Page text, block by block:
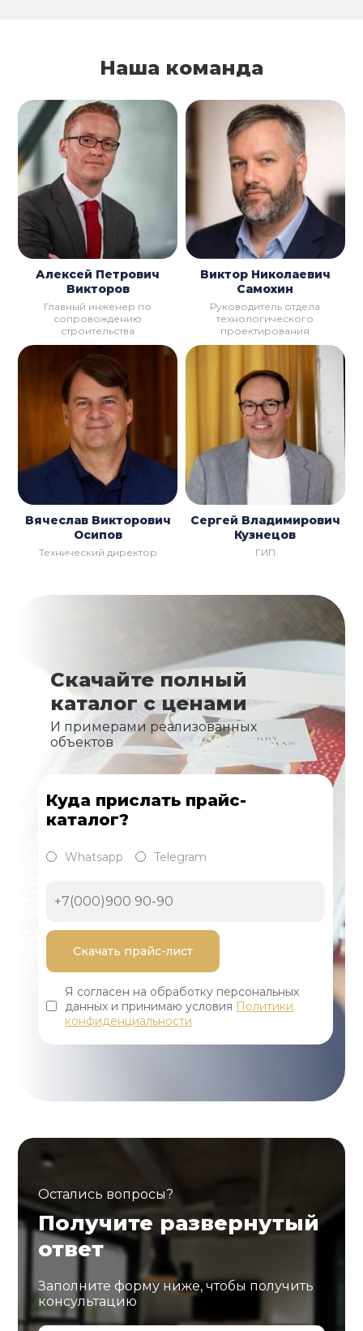
Наша команда
Алексей Петрович
Викторов
Главный инженер по
сопровождению
строительства
Виктор Николаевич
Самохин
Руководитель отдела
технологического
проектирования
Вячеслав Викторович
Осипов
Технический директор
Сергей Владимирович
Кузнецов
ГИП
Скачайте полный
каталог с ценами
И примерами реализованных
объектов
Куда прислать прайс-
каталог?
Whatsapp Telegram
Я согласен на обработку персональных
данных и принимаю условия Политики
конфиденциальности
Остались вопросы?
Получите развернутый
ответ
Заполните форму ниже, чтобы получить
консультацию